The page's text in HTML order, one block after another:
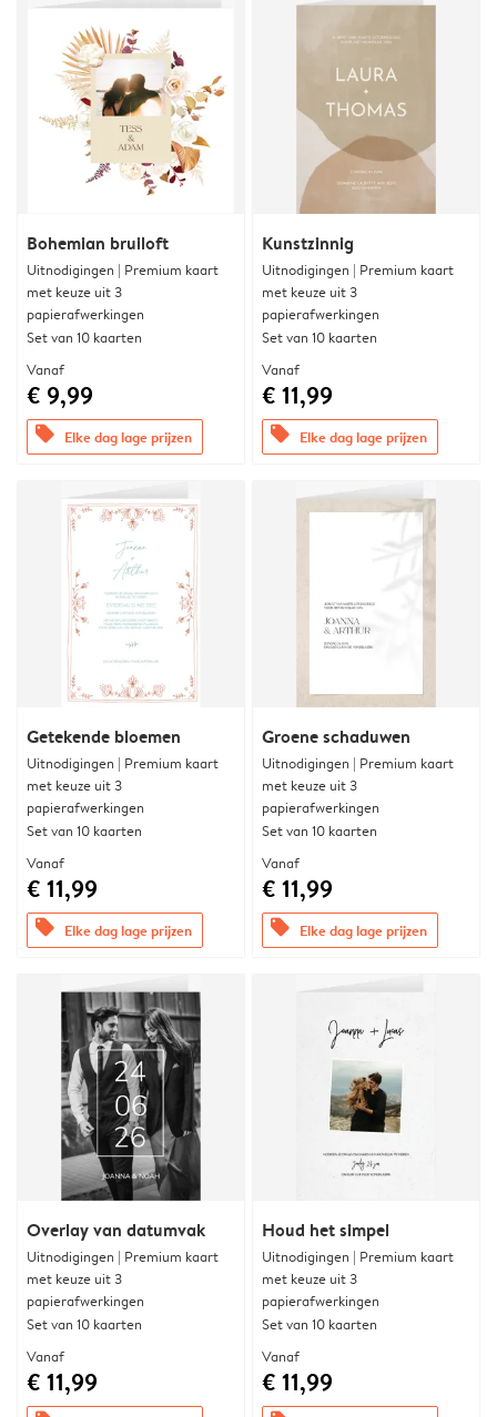
Bohemian bruiloft
Uitnodigingen | Premium kaart
met keuze uit 3
papierafwerkingen
Set van 10 kaarten
Vanaf
€ 9,99
offers Elke dag lage prijzen
Kunstzinnig
Uitnodigingen | Premium kaart
met keuze uit 3
papierafwerkingen
Set van 10 kaarten
Vanaf
€ 11,99
offers Elke dag lage prijzen
Getekende bloemen
Uitnodigingen | Premium kaart
met keuze uit 3
papierafwerkingen
Set van 10 kaarten
Vanaf
€ 11,99
offers Elke dag lage prijzen
Groene schaduwen
Uitnodigingen | Premium kaart
met keuze uit 3
papierafwerkingen
Set van 10 kaarten
Vanaf
€ 11,99
offers Elke dag lage prijzen
Overlay van datumvak
Uitnodigingen | Premium kaart
met keuze uit 3
papierafwerkingen
Set van 10 kaarten
Vanaf
€ 11,99
Houd het simpel
Uitnodigingen | Premium kaart
met keuze uit 3
papierafwerkingen
Set van 10 kaarten
Vanaf
€ 11,99